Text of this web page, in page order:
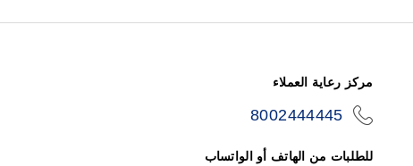
مركز رعاية العملاء
8002444445
للطلبات من الهاتف أو الواتساب